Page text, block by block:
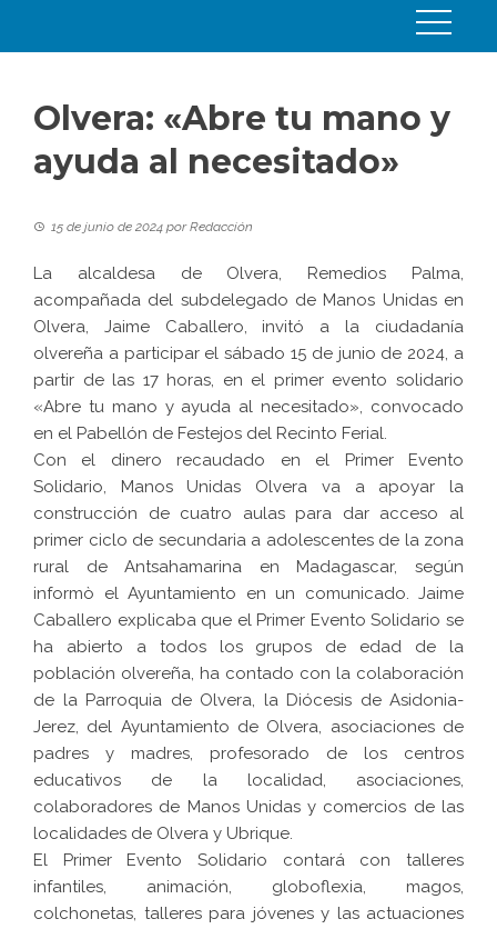
Olvera: «Abre tu mano y
ayuda al necesitado»
15 de junio de 2024 porRedacción
La alcaldesa de Olvera, Remedios Palma,
acompañada del subdelegado de Manos Unidas en
Olvera, Jaime Caballero, invitó a la ciudadanía
olvereña a participar el sábado 15 de junio de 2024, a
partir de las 17 horas, en el primer evento solidario
«Abre tu mano y ayuda al necesitado», convocado
en el Pabellón de Festejos del Recinto Ferial.
Con el dinero recaudado en el Primer Evento
Solidario, Manos Unidas Olvera va a apoyar la
construcción de cuatro aulas para dar acceso al
primer ciclo de secundaria a adolescentes de la zona
rural de Antsahamarina en Madagascar, según
informò el Ayuntamiento en un comunicado. Jaime
Caballero explicaba que el Primer Evento Solidario se
ha abierto a todos los grupos de edad de la
población olvereña, ha contado con la colaboración
de la Parroquia de Olvera, la Diócesis de Asidonia-
Jerez, del Ayuntamiento de Olvera, asociaciones de
padres y madres, profesorado de los centros
educativos de la localidad, asociaciones,
colaboradores de Manos Unidas y comercios de las
localidades de Olvera y Ubrique.
El Primer Evento Solidario contará con talleres
infantiles, animación, globoflexia, magos,
colchonetas, talleres para jóvenes y las actuaciones